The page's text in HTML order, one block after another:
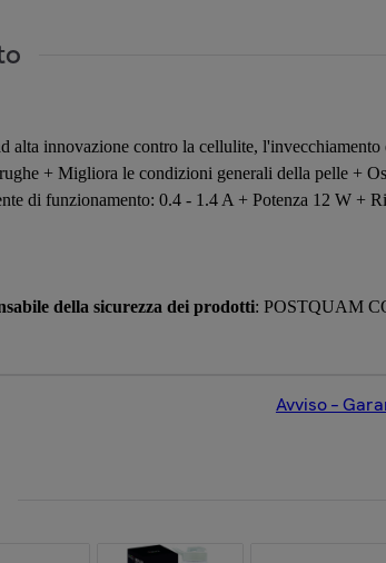
alta innovazione contro la cellulite,
+ Migliora le condizioni generali della pelle +
di funzionamento: 0.4 - 1.4 A + Potenza 12 W +
della sicurezza dei prodotti: POSTQUAM
Avviso –